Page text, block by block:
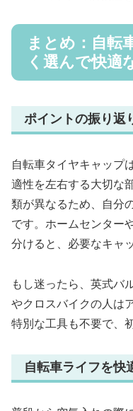
まとめ：自転
く選んで快適
ポイントの振り返
自転車タイヤキャップ
適性を左右する大切な
類が異なるため、自分
です。ホームセンター
分けると、必要なキャ
もし迷ったら、英式バ
やクロスバイクの人は
特別な工具も不要で、
自転車ライフを快